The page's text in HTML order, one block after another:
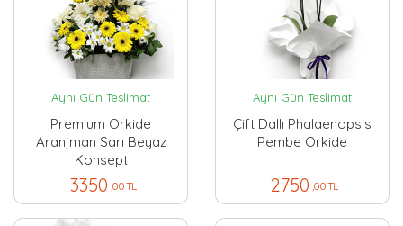
Aynı Gün Teslimat
Premium Orkide
Aranjman Sarı Beyaz
Konsept
3350 ,00 TL
Aynı Gün Teslimat
Çift Dallı Phalaenopsis
Pembe Orkide
2750 ,00 TL